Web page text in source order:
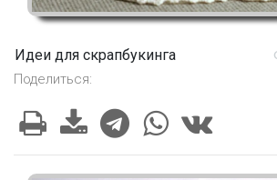
Идеи для скрапбукинга
Поделиться: